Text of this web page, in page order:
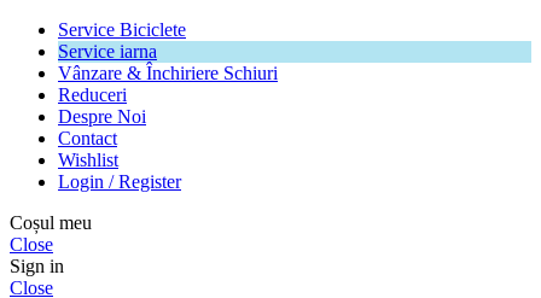
Service Biciclete
Service iarna
Vânzare & Închiriere Schiuri
Reduceri
Despre Noi
Contact
Wishlist
Login / Register
Coșul meu
Close
Sign in
Close